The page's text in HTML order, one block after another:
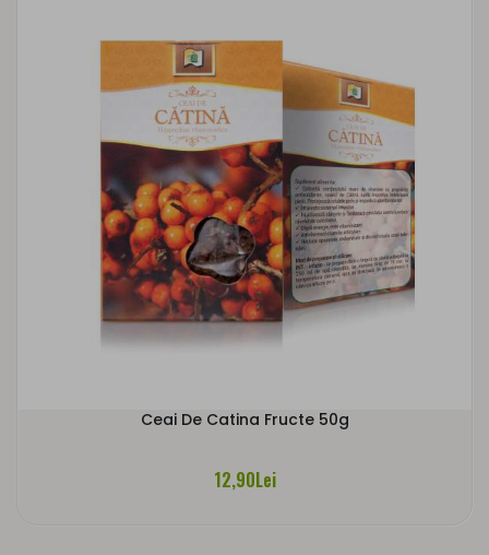
Ceai De Catina Fructe 50g
12,90Lei